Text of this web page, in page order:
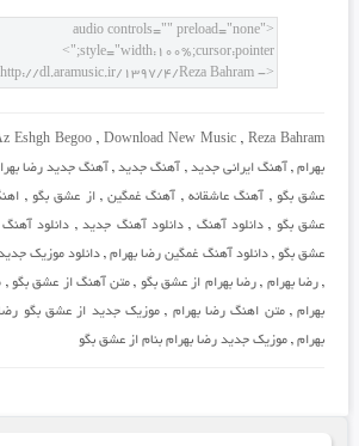
Eshgh Begoo ,Download New Music ,Reza Bahram
بهرام, آهنگ ایرانی جدید , آهنگ جدید, آهنگ جدید رضا
عشق بگو , آهنگ عاشقانه, آهنگ غمگین,از عشق بگو ,
عشق بگو , دانلود آهنگ ,دانلود آهنگ جدید, دانلود
عشق بگو ,دانلود آهنگ غمگین رضا بهرام,دانلود موزیک
,رضا بهرام , رضا بهرام از عشق بگو , متن آهنگ از عشق بگو ,
بهرام,متن اهنگ رضا بهرام , موزیک جدید از عشق بگو رضا
بهرام, موزیک جدید رضا بهرام بنام از عشق بگو